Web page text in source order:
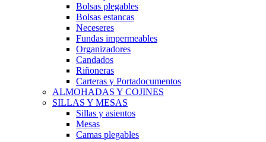
Bolsas plegables
Bolsas estancas
Neceseres
Fundas impermeables
Organizadores
Candados
Riñoneras
Carteras y Portadocumentos
ALMOHADAS Y COJINES
SILLAS Y MESAS
Sillas y asientos
Mesas
Camas plegables